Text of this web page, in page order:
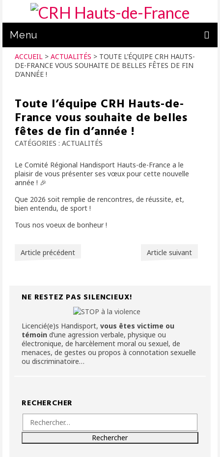
Menu
ACTUALITÉS
PRATIQUER
PRÊT DE MATÉRIEL
FORMATION
NOUS SOUTENIR
CALENDRIER
ACCUEIL > ACTUALITÉS > TOUTE L’ÉQUIPE CRH HAUTS-
DE-FRANCE VOUS SOUHAITE DE BELLES FÊTES DE FIN
D’ANNÉE !
Toute l’équipe CRH Hauts-de-
France vous souhaite de belles
fêtes de fin d’année !
CATÉGORIES : ACTUALITÉS
Le Comité Régional Handisport Hauts-de-France a le
plaisir de vous présenter ses vœux pour cette nouvelle
année ! 🎉
Que 2026 soit remplie de rencontres, de réussite, et,
bien entendu, de sport !
Tous nos voeux de bonheur !
Article précédent Article suivant
NE RESTEZ PAS SILENCIEUX!
Licencié(e)s Handisport,vous êtes victime ou
témoin d’une agression verbale, physique ou
électronique, de harcèlement moral ou sexuel, de
menaces, de gestes ou propos à connotation sexuelle
ou discriminatoire…
RECHERCHER
Rechercher :